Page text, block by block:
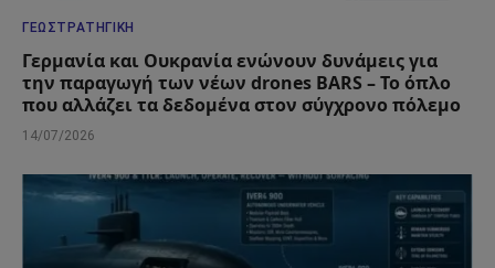
ΓΕΩΣΤΡΑΤΗΓΙΚΉ
Γερμανία και Ουκρανία ενώνουν δυνάμεις για
την παραγωγή των νέων drones BARS – Το όπλο
που αλλάζει τα δεδομένα στον σύγχρονο πόλεμο
14/07/2026